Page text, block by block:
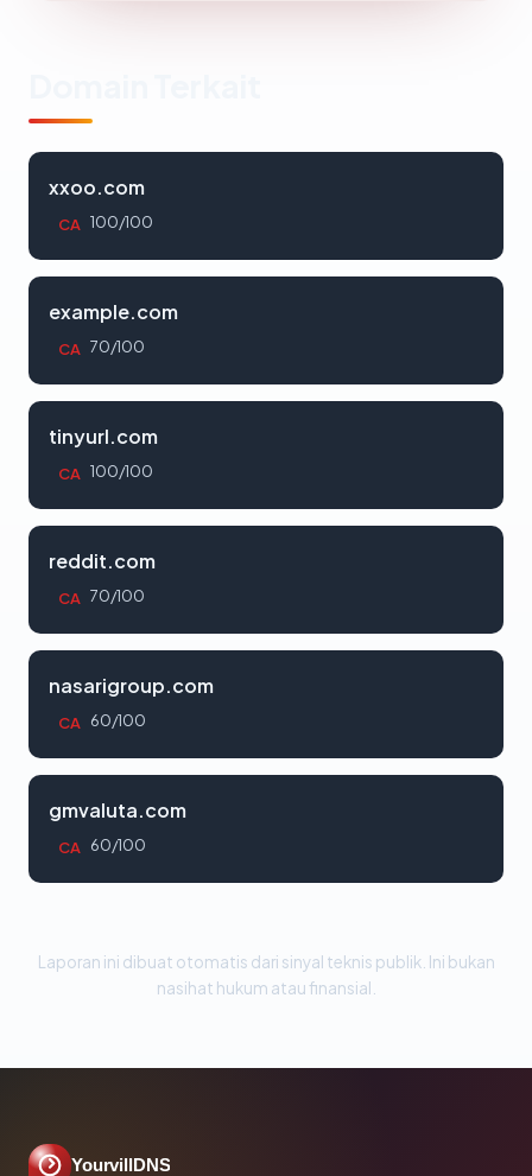
xxoo.com
CA 100/100
example.com
CA 70/100
tinyurl.com
CA 100/100
reddit.com
CA 70/100
nasarigroup.com
CA 60/100
gmvaluta.com
CA 60/100
Laporan ini dibuat otomatis dari sinyal teknis publik. Ini bukan
nasihat hukum atau finansial.
YourvillDNS